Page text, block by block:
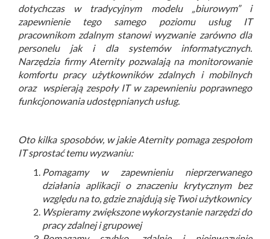
dotychczas w tradycyjnym modelu „biurowym” i
zapewnienie tego samego poziomu usług IT
pracownikom zdalnym stanowi wyzwanie zarówno dla
personelu jak i dla systemów informatycznych.
Narzędzia firmy Aternity pozwalają na monitorowanie
komfortu pracy użytkowników zdalnych i mobilnych
oraz wspierają zespoły IT w zapewnieniu poprawnego
funkcjonowania udostępnianych usług.
Oto kilka sposobów, w jakie Aternity pomaga zespołom
IT sprostać temu wyzwaniu:
Pomagamy w zapewnieniu nieprzerwanego
działania aplikacji o znaczeniu krytycznym bez
względu na to, gdzie znajdują się Twoi użytkownicy
Wspieramy zwiększone wykorzystanie narzędzi do
pracy zdalnej i grupowej